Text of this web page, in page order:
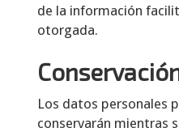
de la información
otorgada.
Los datos personales
conservarán mientras